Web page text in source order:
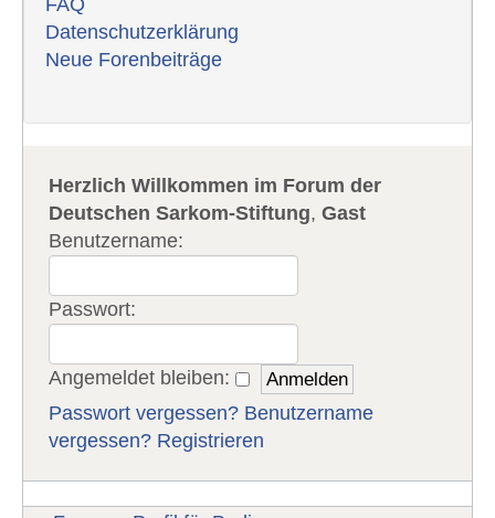
FAQ
Datenschutzerklärung
Neue Forenbeiträge
Herzlich Willkommen im Forum der
Deutschen Sarkom-Stiftung,Gast
Benutzername:
Passwort:
Angemeldet bleiben:
Passwort vergessen? Benutzername
vergessen? Registrieren